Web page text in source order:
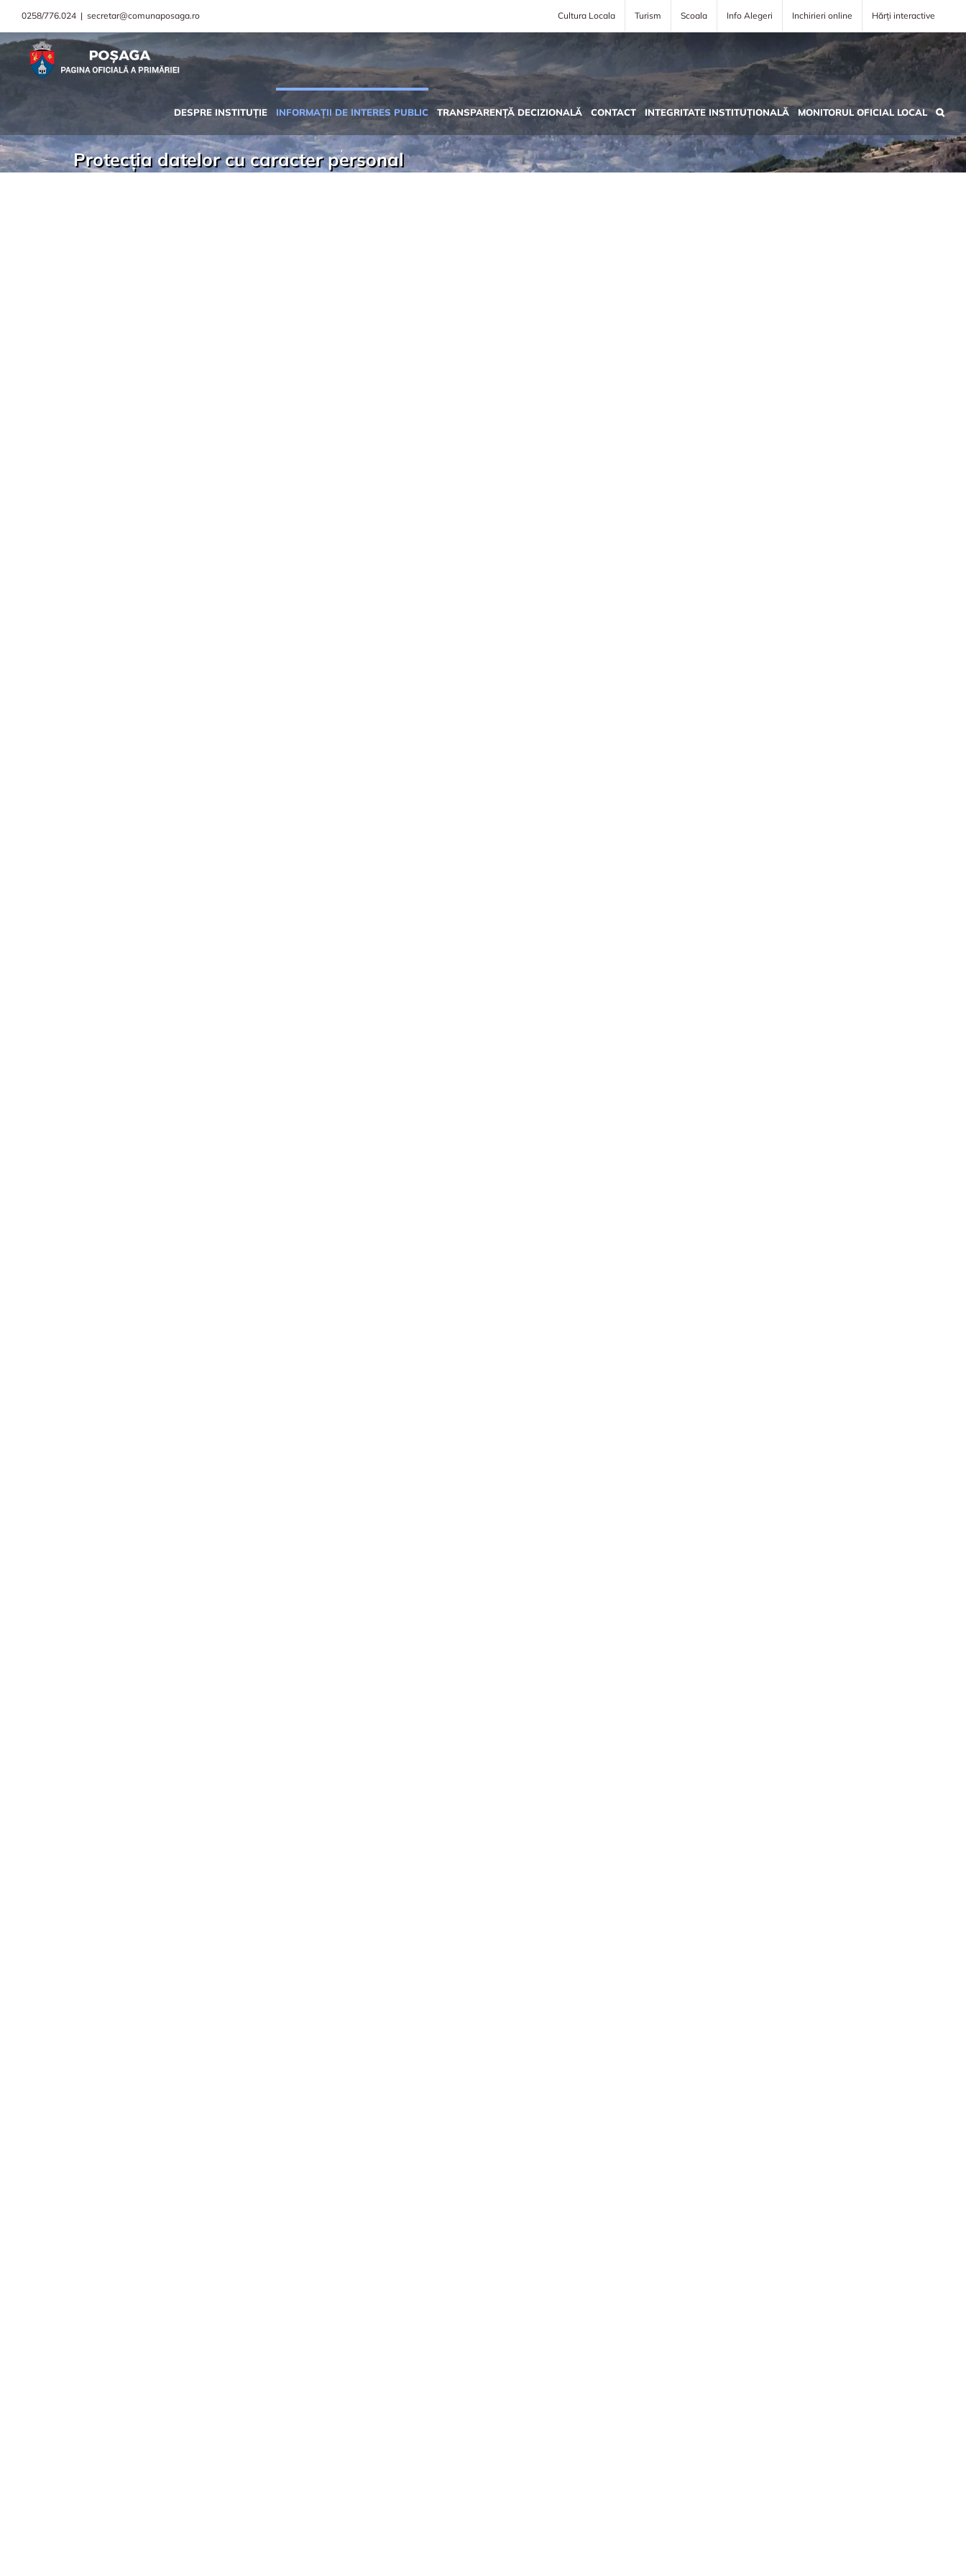
0258/776.024 | secretar@comunaposaga.ro Cultura Locala Turism Scoala Info Alegeri Inchirieri online Hărți interactive
DESPRE INSTITUȚIE INFORMAȚII DE INTERES PUBLIC TRANSPARENȚĂ DECIZIONALĂ CONTACT INTEGRITATE INSTITUȚIONALĂ MONITORUL OFICIAL LOCAL
Protecția datelor cu caracter personal